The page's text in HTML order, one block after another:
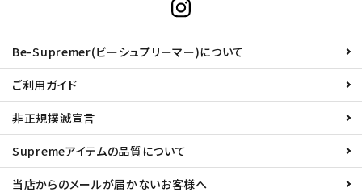
Be-Supremer(ビーシュプリーマー)について
ご利用ガイド
非正規撲滅宣言
Supremeアイテムの品質について
当店からのメールが届かないお客様へ